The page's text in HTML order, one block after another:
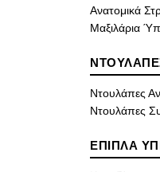
Ανατομικά
Μαξιλάρια
Ντουλάπες
Ντουλάπες
ΕΠΙΠΛΑ